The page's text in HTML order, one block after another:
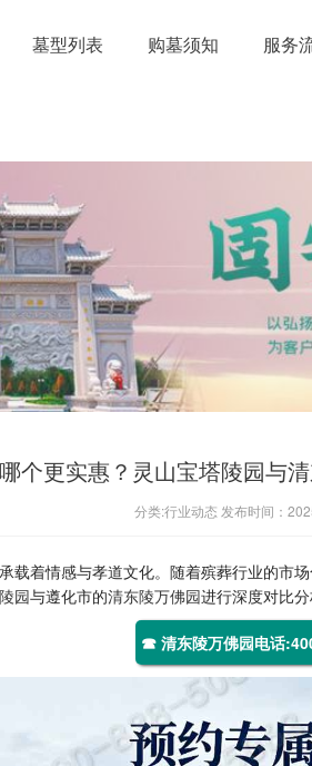
墓型列表 购墓须知 服务
哪个更实惠？灵山宝塔陵园与
分类:行业动态 发布时间：
着情感与孝道文化。随着殡葬行业的市
园与遵化市的清东陵万佛园进行深度对比分
☎ 清东陵万佛园电话